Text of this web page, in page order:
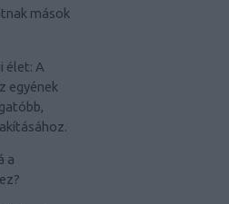
mások
élet: A
egyének
a